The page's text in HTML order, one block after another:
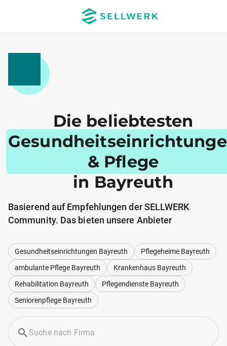
Die beliebtesten
& Pflege
in Bayreuth
Basierend auf Empfehlungen der SELLWERK
Community. Das bieten unsere Anbieter
Gesundheitseinrichtungen Bayreuth
Pflegeheime Bayreuth
ambulante Pflege Bayreuth
Krankenhaus Bayreuth
Rehabilitation Bayreuth
Pflegendienste Bayreuth
Seniorenpflege Bayreuth